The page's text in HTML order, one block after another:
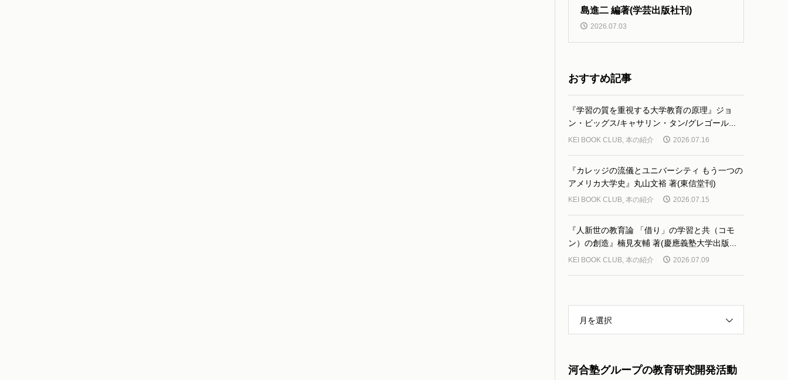
島進二 編著(学芸出版社刊)
2026.07.03
おすすめ記事
『学習の質を重視する大学教育の原理』ジョ
ン・ビッグス/キャサリン・タン/グレゴール...
KEI BOOK CLUB ,本の紹介 2026.07.16
『カレッジの流儀とユニバーシティ もう一つの
アメリカ大学史』丸山文裕 著(東信堂刊)
KEI BOOK CLUB ,本の紹介 2026.07.15
『人新世の教育論 「借り」の学習と共（コモ
ン）の創造』楠見友輔 著(慶應義塾大学出版...
KEI BOOK CLUB,本の紹介 2026.07.09
月を選択
河合塾グループの教育研究開発活動